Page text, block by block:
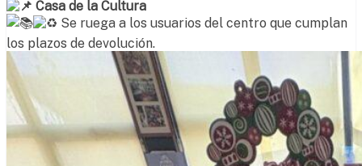
Casa de la Cultura
Se ruega a los usuarios del centro que cumplan
los plazos de devolución.